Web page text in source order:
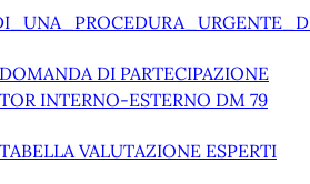
DI PARTECIPAZIONE
INTERNO-ESTERNO DM 79
VALUTAZIONE ESPERTI